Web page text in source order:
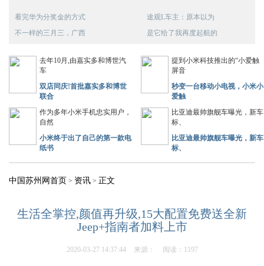
看完华为分奖金的方式
不一样的三月三，广西
途观L车主：原本以为
是它给了我再度起航的
去年10月,由嘉实多和博世汽
车
双店同庆!首批嘉实多和博世
联合
提到小米科技推出的“小爱触
屏音
秒变一台移动小电视，小米小
爱触
作为多年小米手机忠实用户，
自然
小米终于出了自己的第一款电
纸书
比亚迪最帅旗舰车曝光，新车
标、
比亚迪最帅旗舰车曝光，新车
标、
中国苏州网首页 > 资讯 > 正文
生活全掌控,颜值再升级,15大配置免费送全新
Jeep+指南者加料上市
2020-03-27 14:37:44 来源： 阅读：1197